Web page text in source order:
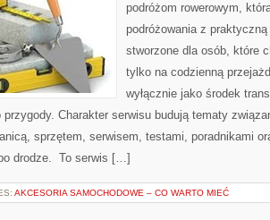
podróżom rowerowym,
podróżowania z
stworzone dla osób, które
tylko na codzienną
wyłącznie jako środek
przygody. Charakter serwisu budują tematy
sprzętem, serwisem, testami, poradnikami
drodze. To serwis […]
AKCESORIA SAMOCHODOWE – CO WARTO MIEĆ